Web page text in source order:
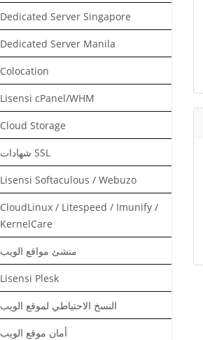
Dedicated Server Singapore
Dedicated Server Manila
Colocation
Lisensi cPanel/WHM
Cloud Storage
شهادات SSL
Lisensi Softaculous / Webuzo
CloudLinux / Litespeed / Imunify /
KernelCare
منشئ مواقع الويب
Lisensi Plesk
النسخ الاحتياطي لموقع الويب
أمان موقع الويب